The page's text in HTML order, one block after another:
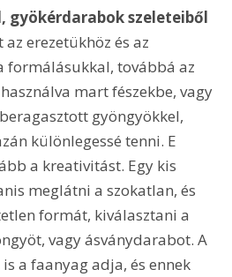
gyökérdarabok szeleteiből
erezetükhöz és az
formálásukkal, továbbá az
mart fészekbe, vagy
gyöngyökkel,
különlegessé tenni. E
a kreativitást. Egy kis
meglátni a szokatlan, és
formát, kiválasztani a
vagy ásványdarabot. A
a faanyag adja, és ennek